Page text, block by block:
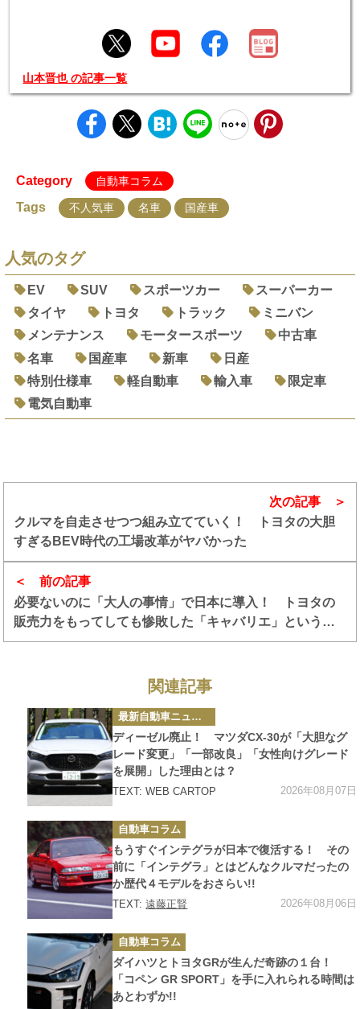
山本晋也 の記事一覧
Category 自動車コラム
Tags 不人気車 名車 国産車
人気のタグ
EV SUV スポーツカー
スーパーカー
タイヤ
トヨタ トラック
ミニバン
メンテナンス
モータースポーツ
中古車
名車
国産車 新車
日産
特別仕様車
軽自動車 輸入車
限定車
電気自動車
前の記事
必要ないのに「大人の事情」で日本に導入！ トヨタの
販売力をもってしても惨敗した「キャバリエ」という残
念なクルマ
次の記事
クルマを自走させつつ組み立てていく！ トヨタの大胆
すぎるBEV時代の工場改革がヤバかった
関連記事
カ
テ
ゴ
リ
ー
最新自動車ニュース
ディーゼル廃止！ マツダCX-30が「大胆なグ
レード変更」「一部改良」「女性向けグレード
を展開」した理由とは？
TEXT: WEB CARTOP 2026年08月07日
カ
テ
ゴ
リ
ー
自動車コラム
もうすぐインテグラが日本で復活する！ その
前に「インテグラ」とはどんなクルマだったの
か歴代４モデルをおさらい!!
TEXT:遠藤正賢 2026年08月06日
カ
テ
ゴ
リ
ー
自動車コラム
ダイハツとトヨタGRが生んだ奇跡の１台！
「コペン GR SPORT」を手に入れられる時間は
あとわずか!!